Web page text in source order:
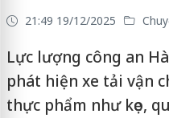
21:49 19/12/2025
Lực lượng công an
phát hiện xe tải vận
thực phẩm như kẹo,